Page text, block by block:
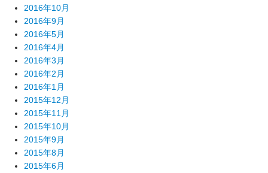
2016年10月
2016年9月
2016年5月
2016年4月
2016年3月
2016年2月
2016年1月
2015年12月
2015年11月
2015年10月
2015年9月
2015年8月
2015年6月